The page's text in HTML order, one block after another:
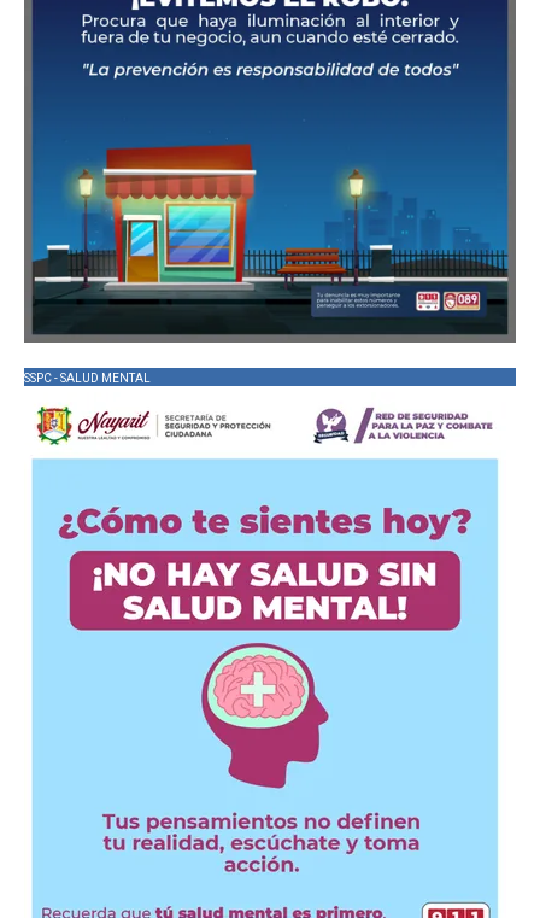
SSPC - SALUD MENTAL